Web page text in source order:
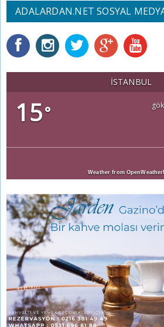
ADALARDAN.NET SOSYAL
İSTANBUL
15°
Weather from